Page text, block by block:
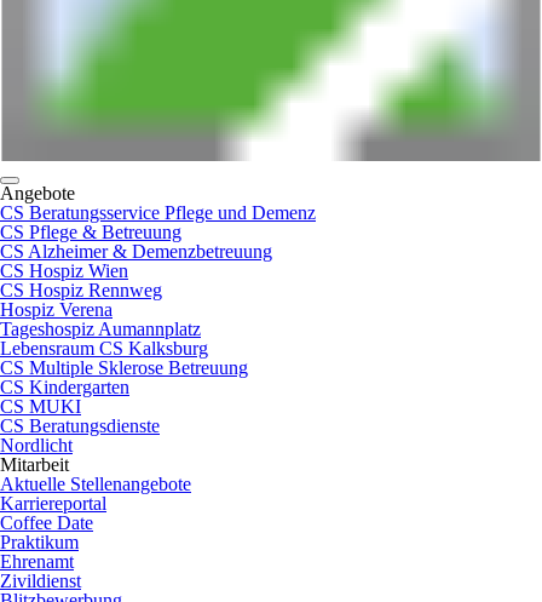
Angebote
CS Beratungsservice Pflege und Demenz
CS Pflege & Betreuung
CS Alzheimer & Demenzbetreuung
CS Hospiz Wien
CS Hospiz Rennweg
Hospiz Verena
Tageshospiz Aumannplatz
Lebensraum CS Kalksburg
CS Multiple Sklerose Betreuung
CS Kindergarten
CS MUKI
CS Beratungsdienste
Nordlicht
Mitarbeit
Aktuelle Stellenangebote
Karriereportal
Coffee Date
Praktikum
Ehrenamt
Zivildienst